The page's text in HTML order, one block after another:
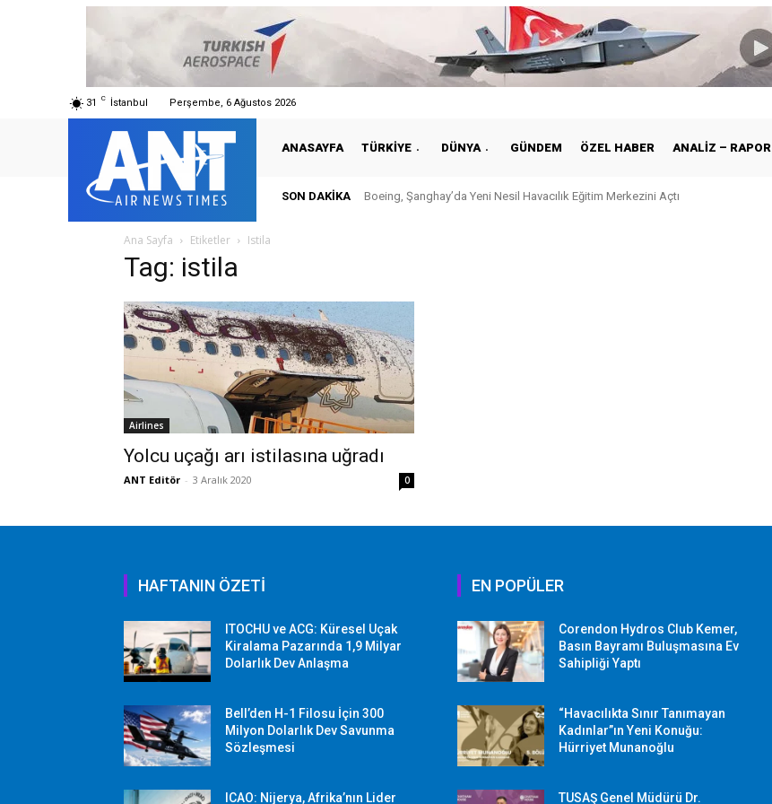
31 C İstanbul Perşembe, 6 Ağustos 2026
ANASAYFA TÜRKIYE DÜNYA GÜNDEM ÖZEL HABER ANALIZ – RAPOR
SON DAKIKA Boeing, Şanghay’da Yeni Nesil Havacılık Eğitim Merkezini Açtı
Ana Sayfa Etiketler Istila
Tag: istila
Airlines
Yolcu uçağı arı istilasına uğradı
ANT Editör - 3 Aralık 2020 0
HAFTANIN ÖZETİ
ITOCHU ve ACG: Küresel Uçak
Kiralama Pazarında 1,9 Milyar
Dolarlık Dev Anlaşma
Bell’den H-1 Filosu İçin 300
Milyon Dolarlık Dev Savunma
Sözleşmesi
ICAO: Nijerya, Afrika’nın Lider
EN POPÜLER
Corendon Hydros Club Kemer,
Basın Bayramı Buluşmasına Ev
Sahipliği Yaptı
“Havacılıkta Sınır Tanımayan
Kadınlar”ın Yeni Konuğu:
Hürriyet Munanoğlu
TUSAŞ Genel Müdürü Dr.